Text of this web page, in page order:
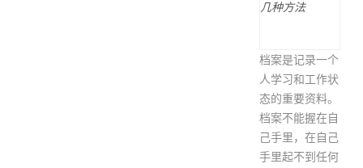
档案是记录一个
人学习和工作状
态的重要资料。
档案不能握在自
己手里，在自己
手里起不到任何